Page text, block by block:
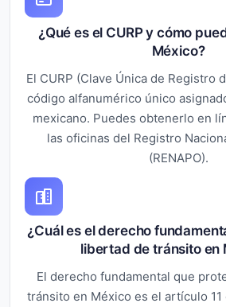
¿Qué es el CURP y cómo
México?
El CURP (Clave Única de Registro
código alfanumérico único
mexicano. Puedes obtenerlo en
las oficinas del Registro
(RENAPO).
¿Cuál es el derecho
libertad de tránsito en
El derecho fundamental que
tránsito en México es el artículo